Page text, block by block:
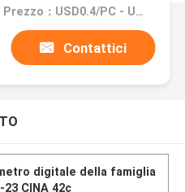
Prezzo：USD0.4/PC - USD0.7/PC
Contattici
digitale della famiglia
23 CINA 42c